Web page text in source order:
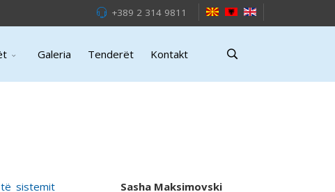
+389 2 314 9811
Galeria Tenderët Kontakt
Sasha Maksimovski
sistemit